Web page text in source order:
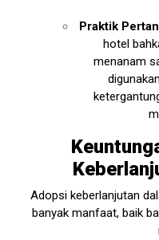
Praktik
hotel
menanam
Adopsi keberlanjutan
banyak manfaat, baik